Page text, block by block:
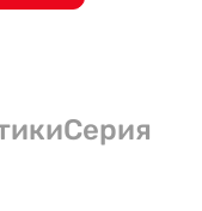
Серия